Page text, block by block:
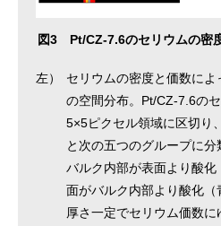
図3 Pt/CZ-7.6のセリウムの密
左）
セリウムの密度と価数に
の空間分布。Pt/CZ-7.6の
5×5ピクセル領域に区切り
と次の五つのグループに分
バルク内部が表面より酸
面がバルク内部より酸化（
厚さ一定でセリウム価数